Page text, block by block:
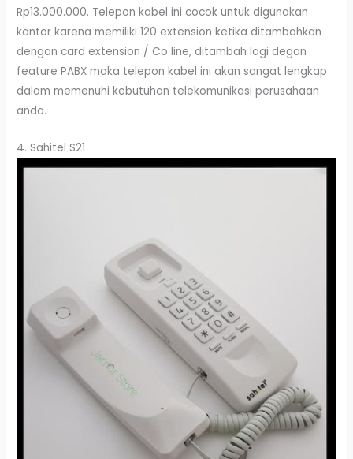
Rp13.000.000. Telepon kabel ini cocok untuk digunakan
kantor karena memiliki 120 extension ketika ditambahkan
dengan card extension / Co line, ditambah lagi degan
feature PABX maka telepon kabel ini akan sangat lengkap
dalam memenuhi kebutuhan telekomunikasi perusahaan
anda.
4. Sahitel S21